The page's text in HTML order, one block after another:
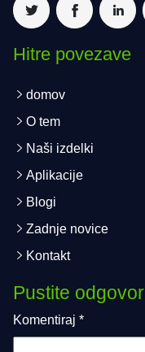
Hitre povezave
domov
O tem
Naši izdelki
Aplikacije
Blogi
Zadnje novice
Kontakt
Pustite odgovor
Komentiraj *